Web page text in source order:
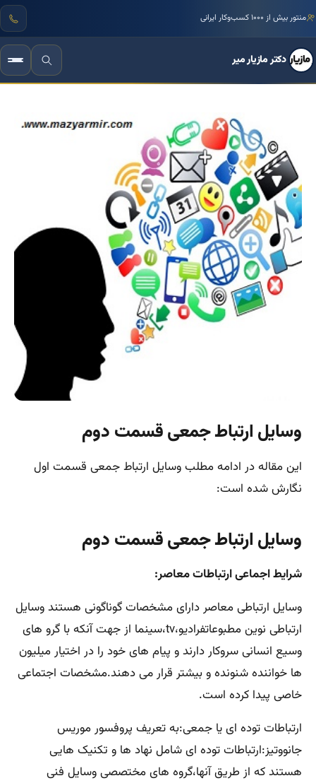
منتور بیش از ۱۰۰۰ کسب‌وکار ایرانی
دکتر مازیار میر
وسایل ارتباط جمعی قسمت دوم
این مقاله در ادامه مطلب وسایل ارتباط جمعی قسمت اول
نگارش شده است:
وسایل ارتباط جمعی قسمت دوم
شرایط اجماعی ارتباطات معاصر:
وسایل ارتباطی معاصر دارای مشخصات گوناگونی هستند وسایل
ارتباطی نوین مطبوعاتفرادیو،tv،سینما از جهت آنکه با گرو های
وسیع انسانی سروکار دارند و پیام های خود را در اختیار میلیون
ها خواننده شنونده و بیشتر قرار می دهند.مشخصات اجتماعی
خاصی پیدا کرده است.
ارتباطات توده ای یا جمعی:به تعریف پروفسور موریس
جانووتیز:ارتباطات توده ای شامل نهاد ها و تکنیک هایی
هستند که از طریق آنها،گروه های مختصصی وسایل فنی